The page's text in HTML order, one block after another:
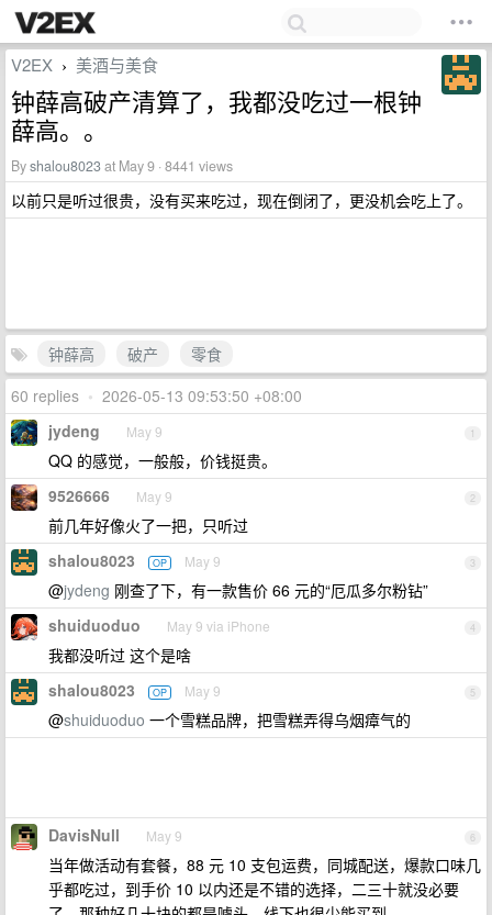
V2EX › 美酒与美食
钟薛高破产清算了，我都没吃过一根钟
薛高。。
Byshalou8023at May 9 · 8441 views
以前只是听过很贵，没有买来吃过，现在倒闭了，更没机会吃上了。
钟薛高 破产
零食
60 replies • 2026-05-13 09:53:50 +08:00
1
jydeng May 9
QQ 的感觉，一般般，价钱挺贵。
2
9526666 May 9
前几年好像火了一把，只听过
3
shalou8023 OP May 9
@jydeng 刚查了下，有一款售价 66 元的“厄瓜多尔粉钻”
4
shuiduoduo May 9 via iPhone
我都没听过 这个是啥
5
shalou8023 OP May 9
@shuiduoduo 一个雪糕品牌，把雪糕弄得乌烟瘴气的
6
DavisNull May 9
当年做活动有套餐，88 元 10 支包运费，同城配送，爆款口味几
乎都吃过，到手价 10 以内还是不错的选择，二三十就没必要